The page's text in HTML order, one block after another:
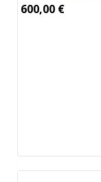
600,00 €